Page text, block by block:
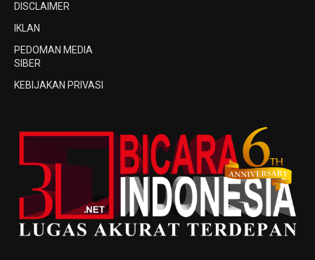
DISCLAIMER
IKLAN
PEDOMAN MEDIA
SIBER
KEBIJAKAN PRIVASI